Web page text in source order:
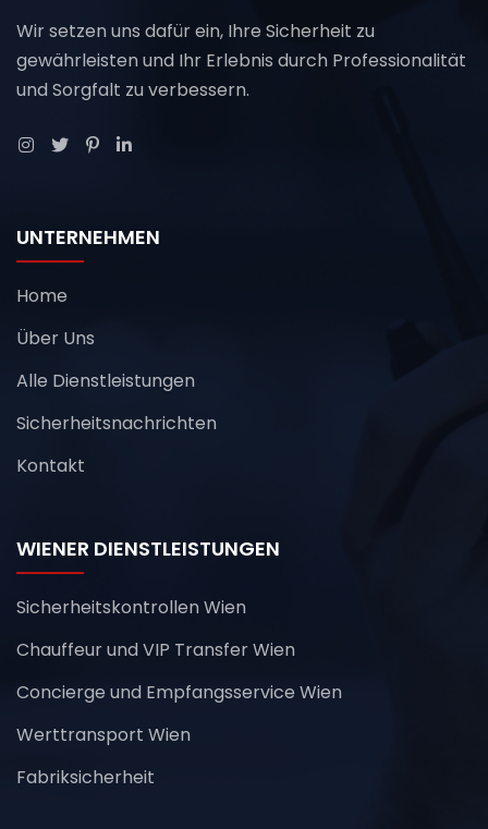
Wir setzen uns dafür ein, Ihre Sicherheit zu
gewährleisten und Ihr Erlebnis durch Professionalität
und Sorgfalt zu verbessern.
UNTERNEHMEN
Home
Über Uns
Alle Dienstleistungen
Sicherheitsnachrichten
Kontakt
WIENER DIENSTLEISTUNGEN
Sicherheitskontrollen Wien
Chauffeur und VIP Transfer Wien
Concierge und Empfangsservice Wien
Werttransport Wien
Fabriksicherheit